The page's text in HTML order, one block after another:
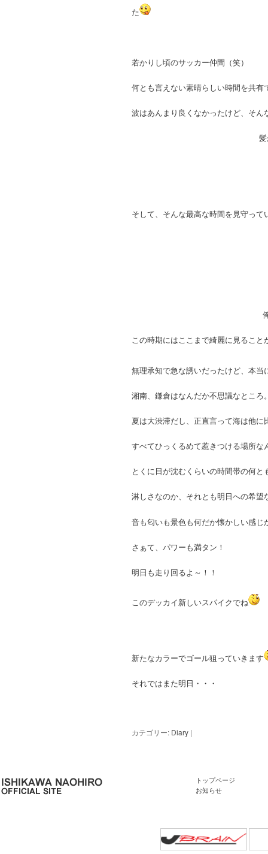
た
若かりし頃のサッカー仲間（笑）
何とも言えない素晴らしい時間を共有
波はあんまり良くなかったけど、そ
そして、そんな最高な時間を見守って
この時期にはここまで綺麗に見ること
無理承知で急な誘いだったけど、本当
湘南、鎌倉はなんだか不思議なところ
夏は大渋滞だし、正直言って海は他
すべてひっくるめて惹きつける場所な
とくに日が沈むくらいの時間帯の何と
淋しさなのか、それとも明日への希望
音も匂いも景色も何だか懐かしい感じ
さぁて、パワーも満タン！
明日も走り回るよ～！！
このデッカイ新しいスパイクでね
新たなカラーでゴール狙っていきます
それではまた明日・・・
カテゴリー: Diary |
トップページ
お知らせ